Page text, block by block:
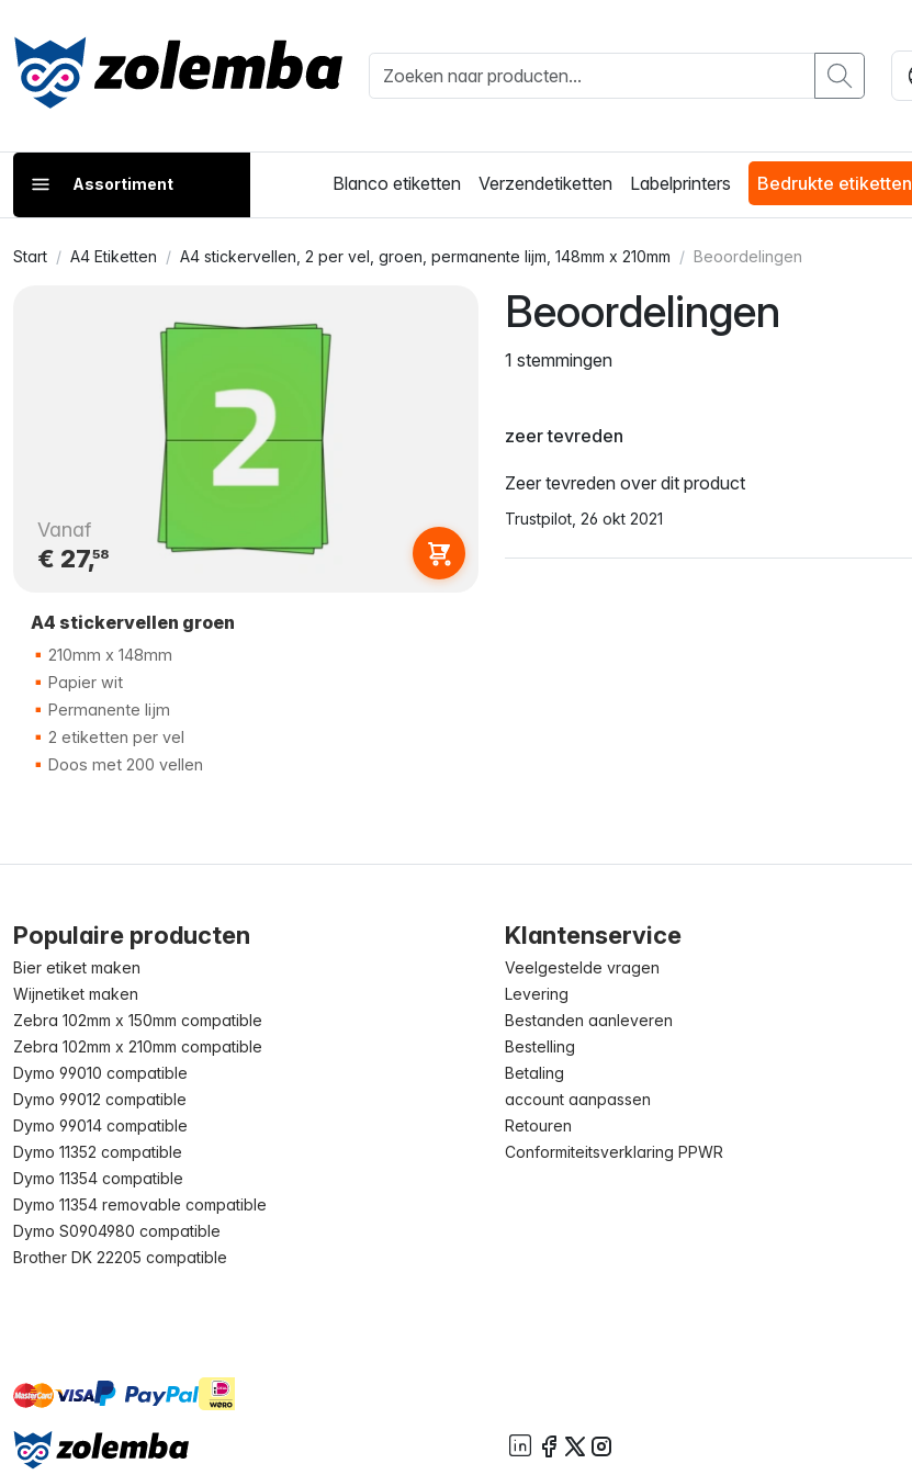
Assortiment Blanco etiketten Verzendetiketten Labelprinters Bedrukte etiketten
Start A4 Etiketten A4 stickervellen, 2 per vel, groen, permanente lijm, 148mm x 210mm Beoordelingen
Vanaf
€ 27,58
A4 stickervellen groen
210mm x 148mm
Papier wit
Permanente lijm
2 etiketten per vel
Doos met 200 vellen
Beoordelingen
1 stemmingen
zeer tevreden
Zeer tevreden over dit product
Trustpilot, 26 okt 2021
Populaire producten
Bier etiket maken
Wijnetiket maken
Zebra 102mm x 150mm compatible
Zebra 102mm x 210mm compatible
Dymo 99010 compatible
Dymo 99012 compatible
Dymo 99014 compatible
Dymo 11352 compatible
Dymo 11354 compatible
Dymo 11354 removable compatible
Dymo S0904980 compatible
Brother DK 22205 compatible
Klantenservice
Veelgestelde vragen
Levering
Bestanden aanleveren
Bestelling
Betaling
account aanpassen
Retouren
Conformiteitsverklaring PPWR
mastervisa paypal ideal